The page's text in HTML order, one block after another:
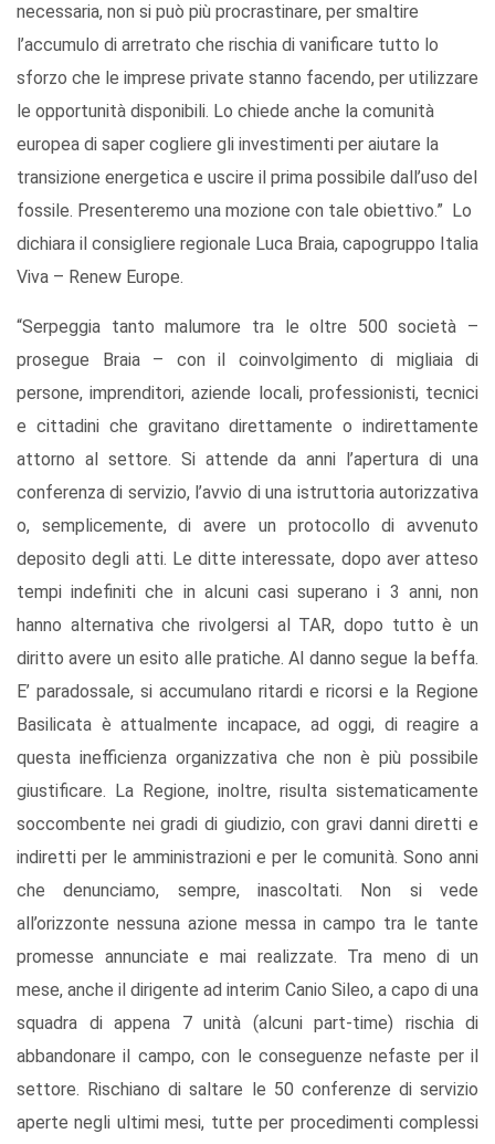
necessaria, non si può più procrastinare, per smaltire
l’accumulo di arretrato che rischia di vanificare tutto lo
sforzo che le imprese private stanno facendo, per utilizzare
le opportunità disponibili. Lo chiede anche la comunità
europea di saper cogliere gli investimenti per aiutare la
transizione energetica e uscire il prima possibile dall’uso del
fossile. Presenteremo una mozione con tale obiettivo.” Lo
dichiara il consigliere regionale Luca Braia, capogruppo Italia
Viva – Renew Europe.
“Serpeggia tanto malumore tra le oltre 500 società –
prosegue Braia – con il coinvolgimento di migliaia di
persone, imprenditori, aziende locali, professionisti, tecnici
e cittadini che gravitano direttamente o indirettamente
attorno al settore. Si attende da anni l’apertura di una
conferenza di servizio, l’avvio di una istruttoria autorizzativa
o, semplicemente, di avere un protocollo di avvenuto
deposito degli atti. Le ditte interessate, dopo aver atteso
tempi indefiniti che in alcuni casi superano i 3 anni, non
hanno alternativa che rivolgersi al TAR, dopo tutto è un
diritto avere un esito alle pratiche. Al danno segue la beffa.
E’ paradossale, si accumulano ritardi e ricorsi e la Regione
Basilicata è attualmente incapace, ad oggi, di reagire a
questa inefficienza organizzativa che non è più possibile
giustificare. La Regione, inoltre, risulta sistematicamente
soccombente nei gradi di giudizio, con gravi danni diretti e
indiretti per le amministrazioni e per le comunità. Sono anni
che denunciamo, sempre, inascoltati. Non si vede
all’orizzonte nessuna azione messa in campo tra le tante
promesse annunciate e mai realizzate. Tra meno di un
mese, anche il dirigente ad interim Canio Sileo, a capo di una
squadra di appena 7 unità (alcuni part-time) rischia di
abbandonare il campo, con le conseguenze nefaste per il
settore. Rischiano di saltare le 50 conferenze di servizio
aperte negli ultimi mesi, tutte per procedimenti complessi